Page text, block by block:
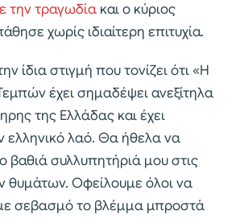
την τραγωδία και ο κύριος
χωρίς ιδιαίτερη επιτυχία.
ίδια στιγμή που τονίζει ότι «Η
έχει σημαδέψει ανεξίτηλα
της Ελλάδας και έχει
ελληνικό λαό. Θα ήθελα να
συλλυπητήριά μου στις
θυμάτων. Οφείλουμε όλοι να
σεβασμό το βλέμμα μπροστά